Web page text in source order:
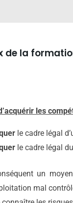
de la
les
le cadre légal
le cadre légal
un
mal